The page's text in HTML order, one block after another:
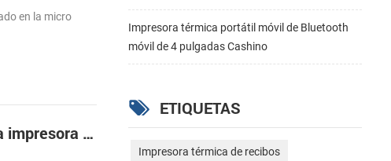
en la micro
Lo diferente entre la impresora de etiquetas de transferencia térmica y térmica directa de la impresora de etiquetas
Impresora térmica portátil móvil de Bluetooth
móvil de 4 pulgadas Cashino
ETIQUETAS
Impresora térmica de recibos